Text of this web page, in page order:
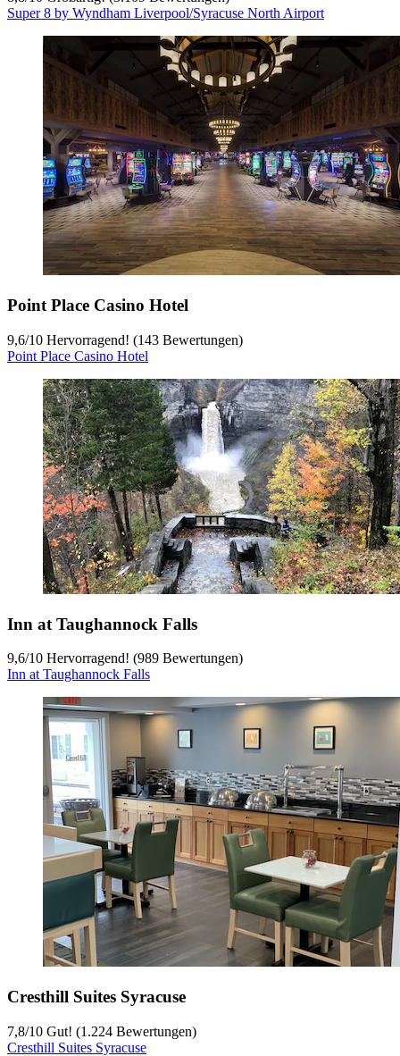
Super 8 by Wyndham Liverpool/Syracuse North Airport
Point Place Casino Hotel
9,6/10 Hervorragend! (143 Bewertungen)
Point Place Casino Hotel
Inn at Taughannock Falls
9,6/10 Hervorragend! (989 Bewertungen)
Inn at Taughannock Falls
Cresthill Suites Syracuse
7,8/10 Gut! (1.224 Bewertungen)
Cresthill Suites Syracuse